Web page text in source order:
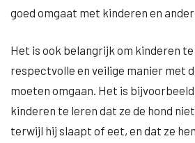
goed omgaat met kinderen en
Het is ook belangrijk om kinderen te
respectvolle en veilige manier met
moeten omgaan. Het is
kinderen te leren dat ze de hond
terwijl hij slaapt of eet, en dat ze